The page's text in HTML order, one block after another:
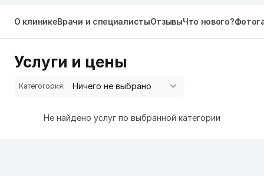
О клиникеВрачи и специалистыОтзывыЧто нового?
Услуги и цены
Категогория:
Не найдено услуг по выбранной категории